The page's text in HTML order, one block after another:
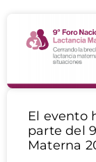
El evento
parte del
Materna